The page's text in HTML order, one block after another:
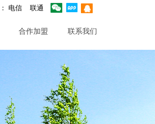
合作加盟 联系我们
： 电信 联通